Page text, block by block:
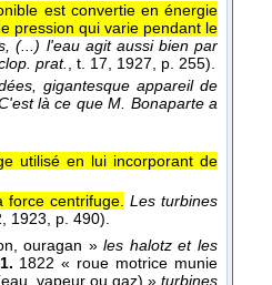
est convertie en énergie
pression qui varie pendant le
(...) l'eau agit aussi bien par
prat., t. 17, 1927, p. 255).
gigantesque appareil de
là ce que M. Bonaparte a
utilisé en lui incorporant de
force centrifuge. Les turbines
, 1923, p. 490).
ouragan »les halotz et les
1. 1822 « roue motrice munie
vapeur ou gaz) » turbines